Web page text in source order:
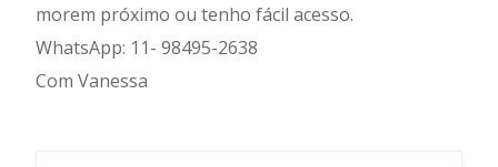
morem próximo ou tenho fácil acesso.
WhatsApp: 11- 98495-2638
Com Vanessa